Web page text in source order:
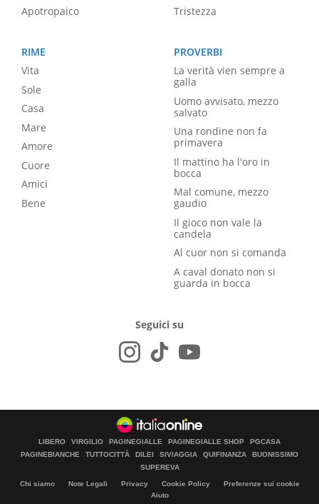
Apotropaico
Tristezza
RIME
Vita
Sole
Casa
Mare
Amore
Cuore
Amici
Bene
PROVERBI
La verità vien sempre a
galla
Uomo avvisato, mezzo
salvato
Una rondine non fa
primavera
Il mattino ha l'oro in
bocca
Mal comune, mezzo
gaudio
Il gioco non vale la
candela
Al cuor non si comanda
A caval donato non si
guarda in bocca
Seguici su
LIBERO VIRGILIO PAGINEGIALLE PAGINEGIALLE SHOP
PGCASA
PAGINEBIANCHE
TUTTOCITTÀ DILEI SIVIAGGIA QUIFINANZA
BUONISSIMO
SUPEREVA
Chi siamo Note Legali Privacy Cookie Policy
Preferenze sui cookie
Aiuto